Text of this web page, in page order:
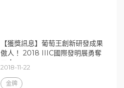
【獲獎訊息】葡萄王創新研發成果
傲人！ 2018 IIIC國際發明展勇奪
三金
2018-11-22
金牌